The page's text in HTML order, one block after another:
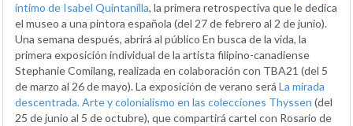
íntimo de Isabel Quintanilla, la primera retrospectiva que le dedica
el museo a una pintora española (del 27 de febrero al 2 de junio).
Una semana después, abrirá al público En busca de la vida, la
primera exposición individual de la artista filipino-canadiense
Stephanie Comilang, realizada en colaboración con TBA21 (del 5
de marzo al 26 de mayo). La exposición de verano será La mirada
descentrada. Arte y colonialismo en las colecciones Thyssen (del
25 de junio al 5 de octubre), que compartirá cartel con Rosario de